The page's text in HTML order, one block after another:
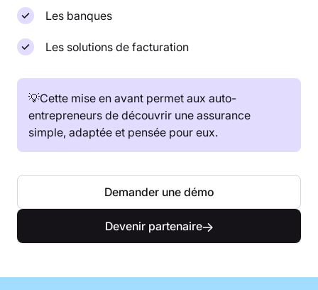
Les banques
Les solutions de facturation
💡Cette mise en avant permet aux auto-
entrepreneurs de découvrir une assurance
simple, adaptée et pensée pour eux.
Demander une démo
Devenir partenaire